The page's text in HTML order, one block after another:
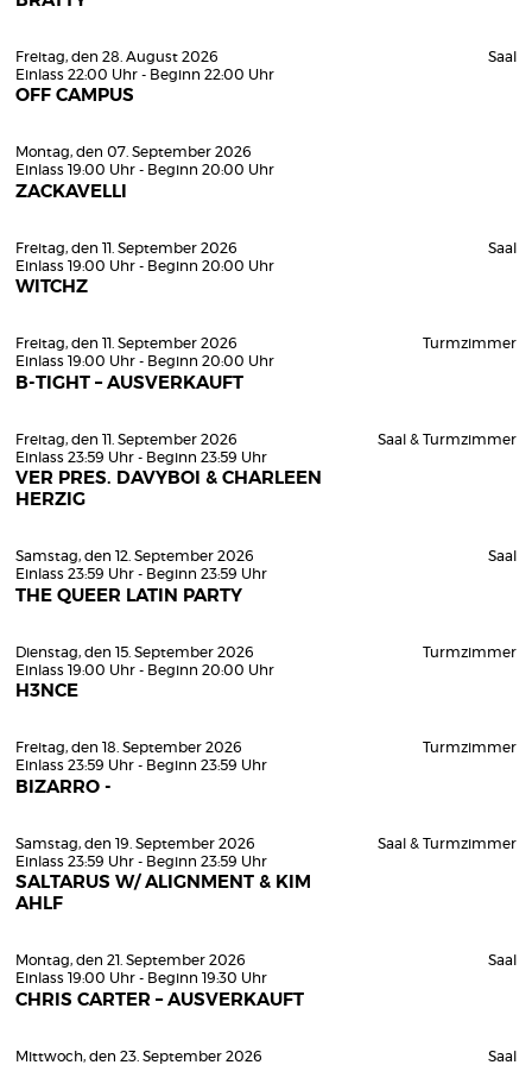
Freitag, den 28. August 2026
Einlass 22:00 Uhr - Beginn 22:00 Uhr
OFF CAMPUS
Saal
Montag, den 07. September 2026
Einlass 19:00 Uhr - Beginn 20:00 Uhr
ZACKAVELLI
Freitag, den 11. September 2026
Einlass 19:00 Uhr - Beginn 20:00 Uhr
WITCHZ
Saal
Freitag, den 11. September 2026
Einlass 19:00 Uhr - Beginn 20:00 Uhr
B-TIGHT – AUSVERKAUFT
Turmzimmer
Freitag, den 11. September 2026
Einlass 23:59 Uhr - Beginn 23:59 Uhr
VER PRES. DAVYBOI & CHARLEEN
HERZIG
Saal & Turmzimmer
Samstag, den 12. September 2026
Einlass 23:59 Uhr - Beginn 23:59 Uhr
THE QUEER LATIN PARTY
Saal
Dienstag, den 15. September 2026
Einlass 19:00 Uhr - Beginn 20:00 Uhr
H3NCE
Turmzimmer
Freitag, den 18. September 2026
Einlass 23:59 Uhr - Beginn 23:59 Uhr
BIZARRO -
Turmzimmer
Samstag, den 19. September 2026
Einlass 23:59 Uhr - Beginn 23:59 Uhr
SALTARUS W/ ALIGNMENT & KIM
AHLF
Saal & Turmzimmer
Montag, den 21. September 2026
Einlass 19:00 Uhr - Beginn 19:30 Uhr
CHRIS CARTER – AUSVERKAUFT
Saal
Mittwoch, den 23. September 2026
Saal